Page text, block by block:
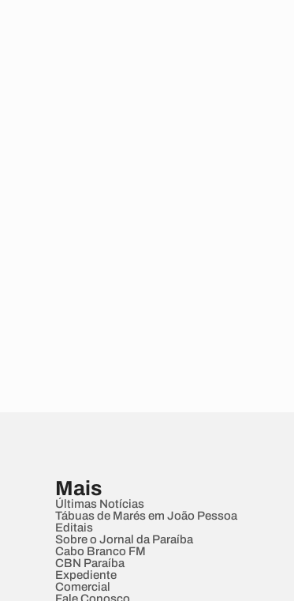
Mais
Últimas Notícias
Tábuas de Marés em João Pessoa
Editais
Sobre o Jornal da Paraíba
Cabo Branco FM
CBN Paraíba
Expediente
Comercial